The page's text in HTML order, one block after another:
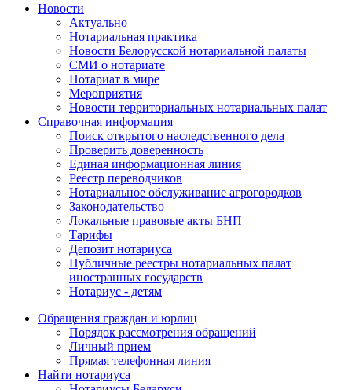
Новости
Актуально
Нотариальная практика
Новости Белорусской нотариальной палаты
СМИ о нотариате
Нотариат в мире
Мероприятия
Новости территориальных нотариальных палат
Справочная информация
Поиск открытого наследственного дела
Проверить доверенность
Единая информационная линия
Реестр переводчиков
Нотариальное обслуживание агрогородков
Законодательство
Локальные правовые акты БНП
Тарифы
Депозит нотариуса
Публичные реестры нотариальных палат
иностранных государств
Нотариус - детям
Обращения граждан и юрлиц
Порядок рассмотрения обращений
Личный прием
Прямая телефонная линия
Найти нотариуса